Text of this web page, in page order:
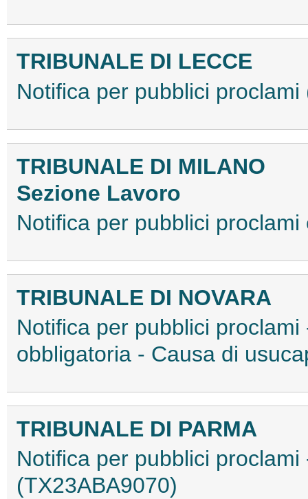
TRIBUNALE DI LECCE
Notifica per pubblici
TRIBUNALE DI MILANO
Sezione Lavoro
Notifica per pubblici
TRIBUNALE DI NOVARA
Notifica per pubblici
obbligatoria - Causa di
TRIBUNALE DI PARMA
Notifica per pubblici
(TX23ABA9070)